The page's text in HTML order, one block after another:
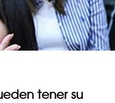
tener su